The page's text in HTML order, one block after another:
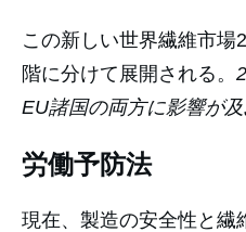
この新しい世界繊維市場
階に分けて展開される。
EU諸国の両方に影響が及
労働予防法
現在、製造の安全性と繊